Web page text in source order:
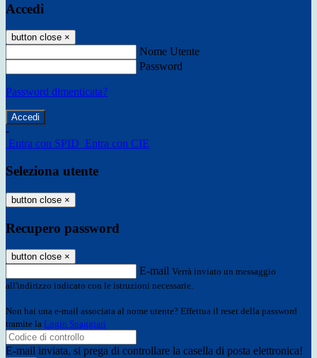
Accedi
button close ×
Nome Utente
Password
Password dimenticata?
-
Entra con SPID Entra con CIE
Seleziona utente
button close ×
Recupero password
button close ×
E-mail Verrà inviato un messaggio
all'indirizzo indicato con le istruzioni necessarie.
Non hai una e-mail associata al nome utente? Effettua il reset della password
tramite la Login Spaggiari
E-mail inviata, si prega di controllare la casella di posta elettronica!